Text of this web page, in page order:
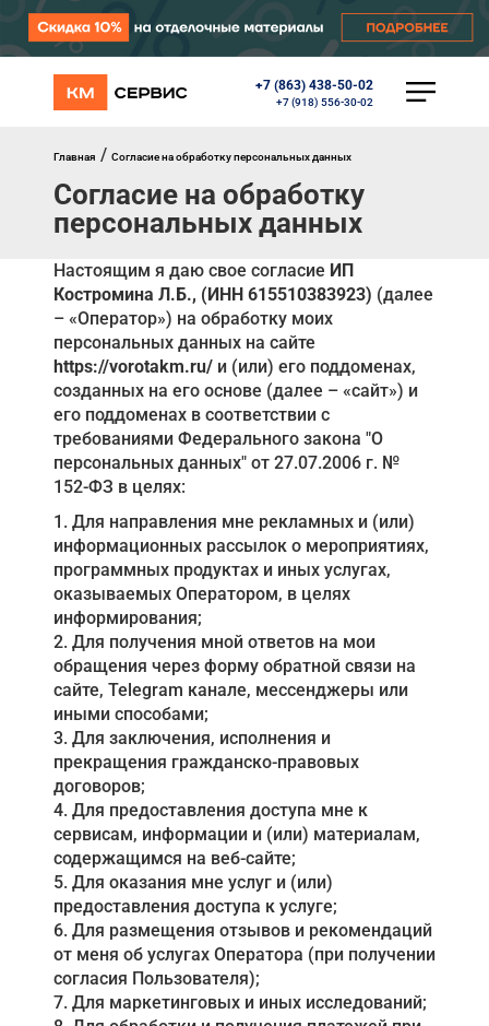
+7 (863) 438-50-02
+7 (918) 556-30-02
КАТАЛОГ
Перегрузочное оборудование
Уличные калитки
Шлагбаумы
Противопожарные ворота
Противопожарные шторы
Внешняя солнцезащита
Комплектующие
Маркизы
Окна, порталы, двери
МЕНЮ
Главная
Акции
Примеры работ
Сервис
Ремонт
Кредит
О компании
Где купить
Отзывы
Контакты
Главная / Согласие на обработку персональных данных
Согласие на обработку
персональных данных
Настоящим я даю свое согласие ИП
Костромина Л.Б., (ИНН 615510383923) (далее
– «Оператор») на обработку моих
персональных данных на сайте
https://vorotakm.ru/ и (или) его поддоменах,
созданных на его основе (далее – «сайт») и
его поддоменах в соответствии с
требованиями Федерального закона "О
персональных данных" от 27.07.2006 г. №
152-ФЗ в целях:
1. Для направления мне рекламных и (или)
информационных рассылок о мероприятиях,
программных продуктах и иных услугах,
оказываемых Оператором, в целях
информирования;
2. Для получения мной ответов на мои
обращения через форму обратной связи на
сайте, Telegram канале, мессенджеры или
иными способами;
3. Для заключения, исполнения и
прекращения гражданско-правовых
договоров;
4. Для предоставления доступа мне к
сервисам, информации и (или) материалам,
содержащимся на веб-сайте;
5. Для оказания мне услуг и (или)
предоставления доступа к услуге;
6. Для размещения отзывов и рекомендаций
от меня об услугах Оператора (при получении
согласия Пользователя);
7. Для маркетинговых и иных исследований;